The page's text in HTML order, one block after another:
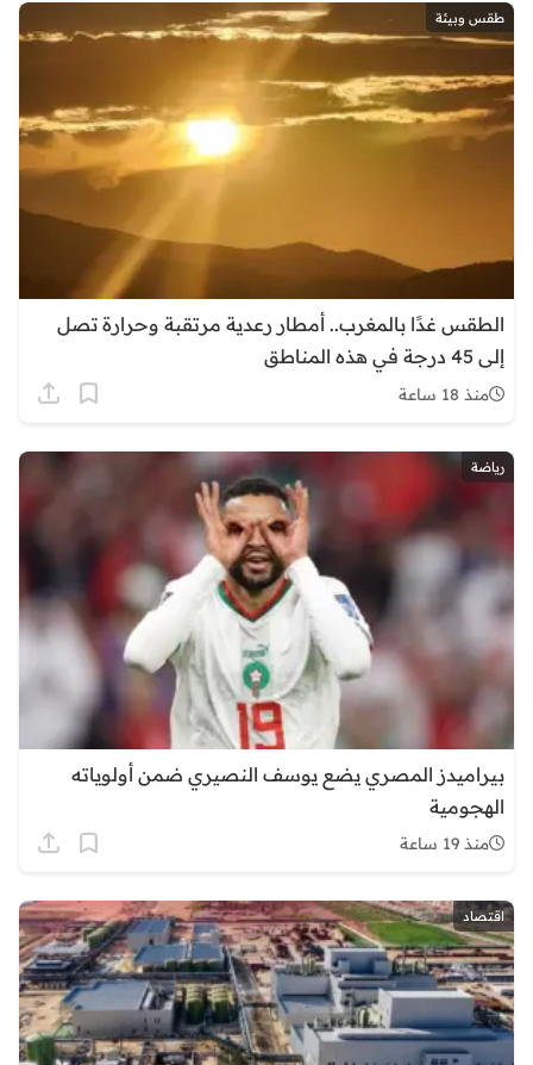
طقس وبيئة
الطقس غدًا بالمغرب.. أمطار رعدية مرتقبة وحرارة تصل
إلى 45 درجة في هذه المناطق
منذ 18 ساعة
رياضة
بيراميدز المصري يضع يوسف النصيري ضمن أولوياته
الهجومية
منذ 19 ساعة
اقتصاد